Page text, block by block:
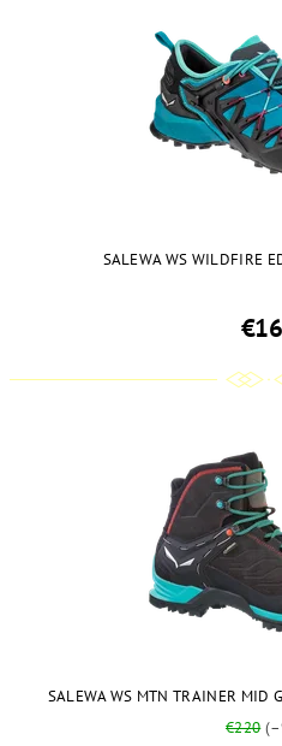
SALEWA WS WILDFIRE
SALEWA WS MTN TRAINER MID
€220